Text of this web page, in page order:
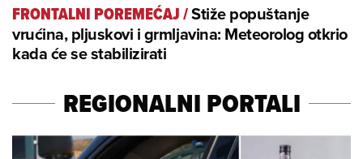
FRONTALNI POREMEĆAJ/Stiže popuštanje
vrućina, pljuskovi i grmljavina: Meteorolog otkrio
kada će se stabilizirati
REGIONALNI PORTALI